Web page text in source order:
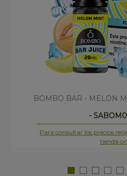
BOMBO BAR - MELON
-
Para consultar los precios
tienda